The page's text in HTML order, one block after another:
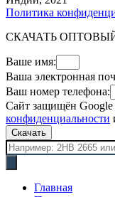
Политика
СКАЧАТЬ
Ваше имя:
Ваша электронная
Ваш номер телефона:
Сайт защищён
конфиденциальности
Скачать
Поиск
товаров
Главная